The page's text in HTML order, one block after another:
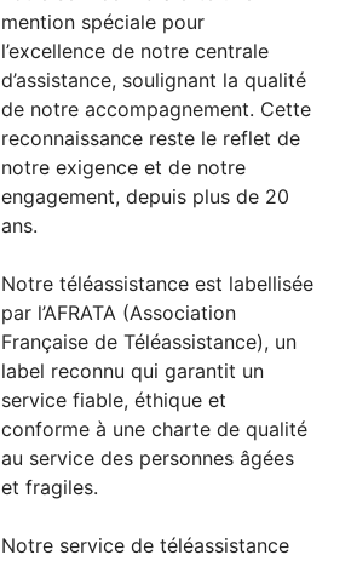
mention spéciale pour
l’excellence de notre centrale
d’assistance, soulignant la qualité
de notre accompagnement. Cette
reconnaissance reste le reflet de
notre exigence et de notre
engagement, depuis plus de 20
ans.
Notre téléassistance est labellisée
par l’AFRATA (Association
Française de Téléassistance), un
label reconnu qui garantit un
service fiable, éthique et
conforme à une charte de qualité
au service des personnes âgées
et fragiles.
Notre service de téléassistance